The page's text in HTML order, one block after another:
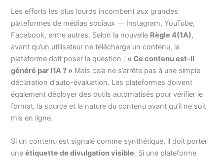
Les efforts les plus lourds incombent aux grandes
plateformes de médias sociaux — Instagram, YouTube,
Facebook, entre autres. Selon la nouvelle Règle 4(1A),
avant qu’un utilisateur ne télécharge un contenu, la
plateforme doit poser la question : « Ce contenu est-il
généré par l’IA ? » Mais cela ne s’arrête pas à une simple
déclaration d’auto-évaluation. Les plateformes doivent
également déployer des outils automatisés pour vérifier le
format, la source et la nature du contenu avant qu’il ne soit
mis en ligne.
Si un contenu est signalé comme synthétique, il doit porter
uneétiquette de divulgation visible. Si une plateforme